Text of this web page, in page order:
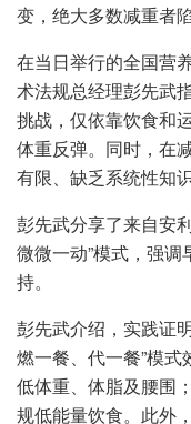
变，绝大多数减重者
在当日举行的全国营
术法规总经理彭先武
挑战，仅依靠饮食和
体重反弹。同时，在
有限、缺乏系统性知
彭先武分享了来自安
微微一动”模式，强
持。
彭先武介绍，实践证
燃一餐、代一餐”模
低体重、体脂及腰围
规低能量饮食。此外